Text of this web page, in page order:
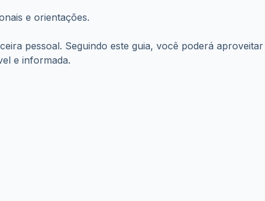
e orientações.
pessoal. Seguindo este guia, você poderá aproveitar
e informada.